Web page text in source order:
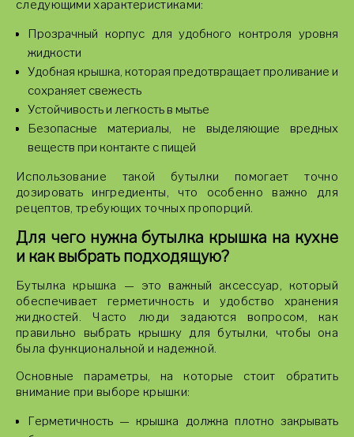
следующими характеристиками:
Прозрачный корпус для удобного контроля уровня
жидкости
Удобная крышка, которая предотвращает проливание и
сохраняет свежесть
Устойчивость и легкость в мытье
Безопасные материалы, не выделяющие вредных
веществ при контакте с пищей
Использование такой бутылки помогает точно
дозировать ингредиенты, что особенно важно для
рецептов, требующих точных пропорций.
Для чего нужна бутылка крышка на кухне
и как выбрать подходящую?
Бутылка крышка — это важный аксессуар, который
обеспечивает герметичность и удобство хранения
жидкостей. Часто люди задаются вопросом, как
правильно выбрать крышку для бутылки, чтобы она
была функциональной и надежной.
Основные параметры, на которые стоит обратить
внимание при выборе крышки:
Герметичность — крышка должна плотно закрывать